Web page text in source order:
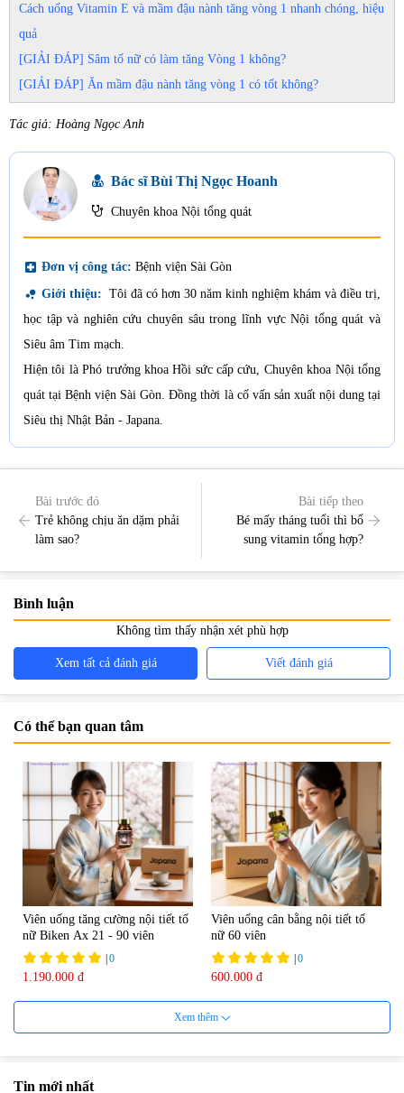
Cách uống Vitamin E và mầm đậu nành tăng vòng 1 nhanh chóng, hiệu
quả
[GIẢI ĐÁP] Sâm tố nữ có làm tăng Vòng 1 không?
[GIẢI ĐÁP] Ăn mầm đậu nành tăng vòng 1 có tốt không?
Tác giả: Hoàng Ngọc Anh
Bác sĩ Bùi Thị Ngọc Hoanh
Chuyên khoa Nội tổng quát
local_hospital Đơn vị công tác: Bệnh viện Sài Gòn
bubble_chart Giới thiệu: Tôi đã có hơn 30 năm kinh nghiệm khám và điều trị,
học tập và nghiên cứu chuyên sâu trong lĩnh vực Nội tổng quát và
Siêu âm Tim mạch.
Hiện tôi là Phó trưởng khoa Hồi sức cấp cứu, Chuyên khoa Nội tổng
quát tại Bệnh viện Sài Gòn. Đồng thời là cố vấn sản xuất nội dung tại
Siêu thị Nhật Bản - Japana.
Bài trước đó
Trẻ không chịu ăn dặm phải
làm sao?
Bài tiếp theo
Bé mấy tháng tuổi thì bổ
sung vitamin tổng hợp?
Bình luận
Không tìm thấy nhận xét phù hợp
Xem tất cả đánh giá Viết đánh giá
Có thể bạn quan tâm
Viên uống tăng cường nội tiết tố
nữ Biken Ax 21 - 90 viên
|0
1.190.000 đ
Viên uống cân bằng nội tiết tố
nữ 60 viên
|0
600.000 đ
Xem thêm
Tin mới nhất